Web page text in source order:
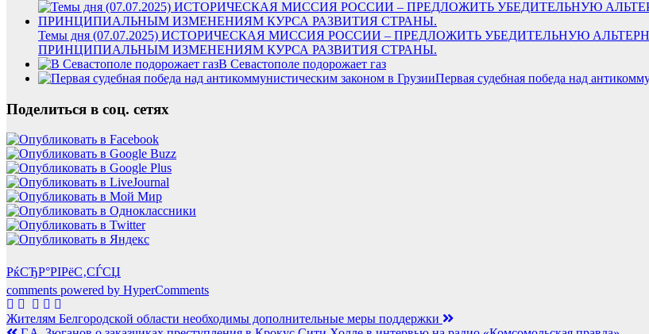
Темы дня (07.07.2025) ИСТОРИЧЕСКАЯ МИССИЯ РОССИИ – ПРЕДЛОЖИТЬ УБЕДИТЕЛЬНУЮ
ПРИНЦИПИАЛЬНЫМ ИЗМЕНЕНИЯМ КУРСА РАЗВИТИЯ СТРАНЫ.
В Севастополе подорожает газ
Первая судебная победа над
Поделиться в соц. сетях
РќСЂР°РІРёС‚СЃСЏ
comments powered by HyperComments
Навигация
Жителям Белгородской области необходимы дополнительные меры поддержки